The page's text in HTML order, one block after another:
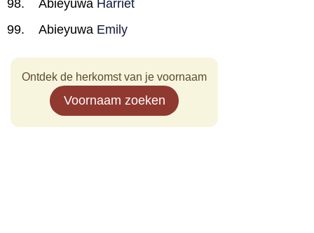
Abieyuwa Harriet
Abieyuwa Emily
Ontdek de herkomst van je voornaam
Voornaam zoeken